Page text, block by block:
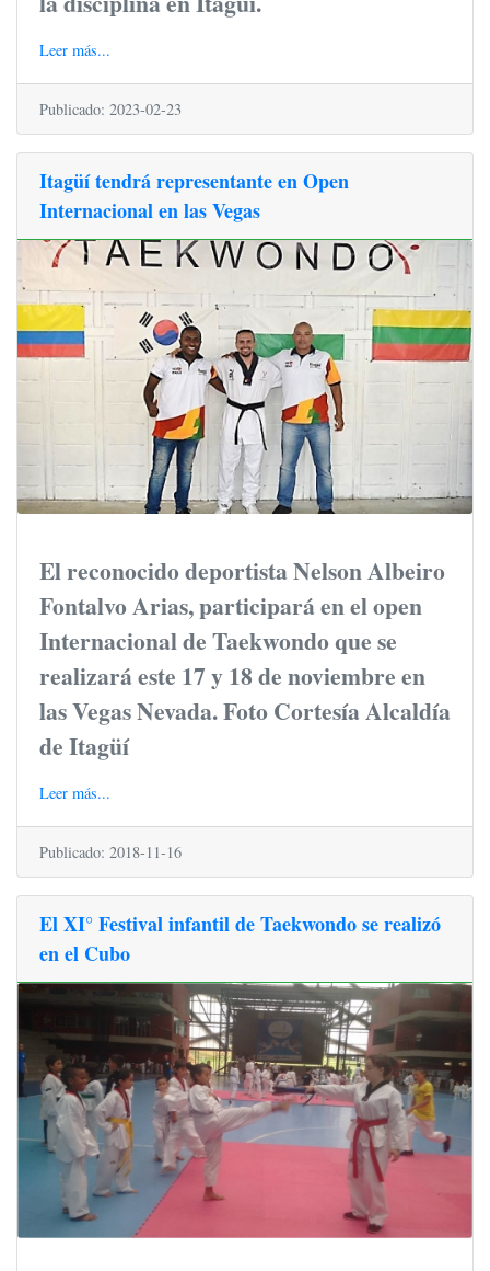
Leer más...
Publicado: 2023-02-23
Itagüí tendrá representante en Open
Internacional en las Vegas
El reconocido deportista Nelson Albeiro
Fontalvo Arias, participará en el open
Internacional de Taekwondo que se
realizará este 17 y 18 de noviembre en
las Vegas Nevada. Foto Cortesía Alcaldía
de Itagüí
Leer más...
Publicado: 2018-11-16
El XI° Festival infantil de Taekwondo se realizó
en el Cubo